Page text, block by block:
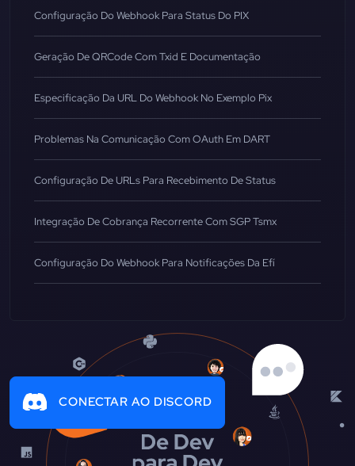
Configuração Do Webhook Para Status Do PIX
Geração De QRCode Com Txid E Documentação
Especificação Da URL Do Webhook No Exemplo Pix
Problemas Na Comunicação Com OAuth Em DART
Configuração De URLs Para Recebimento De Status
Integração De Cobrança Recorrente Com SGP Tsmx
Configuração Do Webhook Para Notificações Da Efí
CONECTAR AO DISCORD